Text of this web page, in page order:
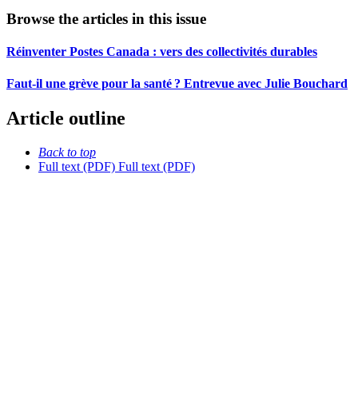
Browse the articles in this issue
Réinventer Postes Canada : vers des collectivités durables
Faut-il une grève pour la santé ? Entrevue avec Julie Bouchard
Article outline
Back to top
Full text (PDF) Full text (PDF)